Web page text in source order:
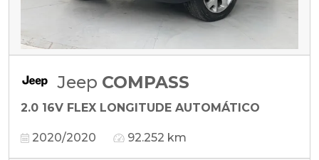
Jeep COMPASS
2.0 16V FLEX LONGITUDE AUTOMÁTICO
2020/2020 92.252 km